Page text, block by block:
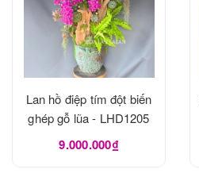
Lan hồ điệp tím đột biến
ghép gỗ lũa - LHD1205
9.000.000₫